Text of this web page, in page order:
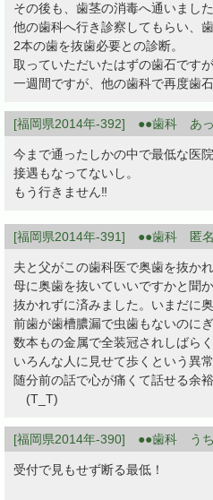
その後も、歯茎の消毒へ通いまし
他の歯科へ行き診察してもらい、
2本の歯を抜歯必要との診断。
取っていただいたはずの歯石です
一週間ですが、他の歯科で再度歯
[福岡県2014年-392] ●●歯科 あ
今まで通ったしかの中で最低な医
接遇もなってないし。
もう行きません‼︎
[福岡県2014年-391] ●●歯科 匿名
夫と父がこの歯科医で奥歯を抜か
母に奥歯を抜いていいですかと聞
抜かれずに済みました。いまだに
前歯が歯槽膿漏で虫歯もないのに
数本もの金属で全装冠されしばら
いろんな人に見せて歩くという異
随分前の話で心が痛くて話せる余
(T_T)
[福岡県2014年-390] ●●歯科 う
受付で見もせず断る最低！